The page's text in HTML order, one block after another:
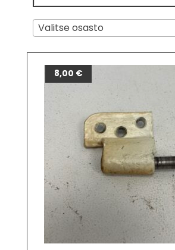
Valitse osasto
8,00 €